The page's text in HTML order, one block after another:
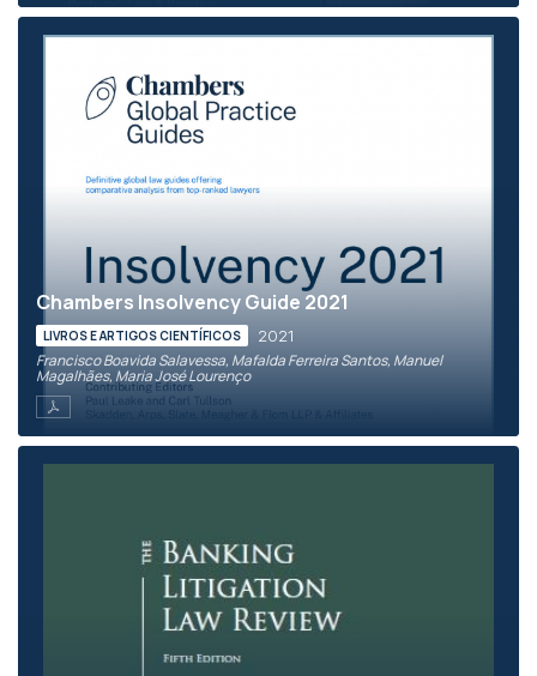
Chambers Insolvency Guide 2021
LIVROS E ARTIGOS CIENTÍFICOS 2021
Francisco Boavida Salavessa, Mafalda Ferreira Santos, Manuel
Magalhães, Maria José Lourenço